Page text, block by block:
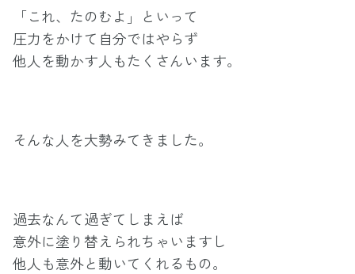
「これ、たのむよ」といって
圧力をかけて自分ではやらず
他人を動かす人もたくさんいます。
そんな人を大勢みてきました。
過去なんて過ぎてしまえば
意外に塗り替えられちゃいますし
他人も意外と動いてくれるもの。